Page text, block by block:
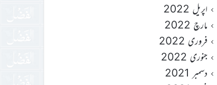
اپریل 2022
مارچ 2022
فروری 2022
جنوری 2022
دسمبر 2021